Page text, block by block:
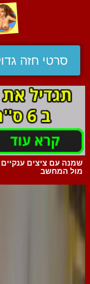
סרטי חזה
שמנה עם ציצים ענקיים
מול המחשב